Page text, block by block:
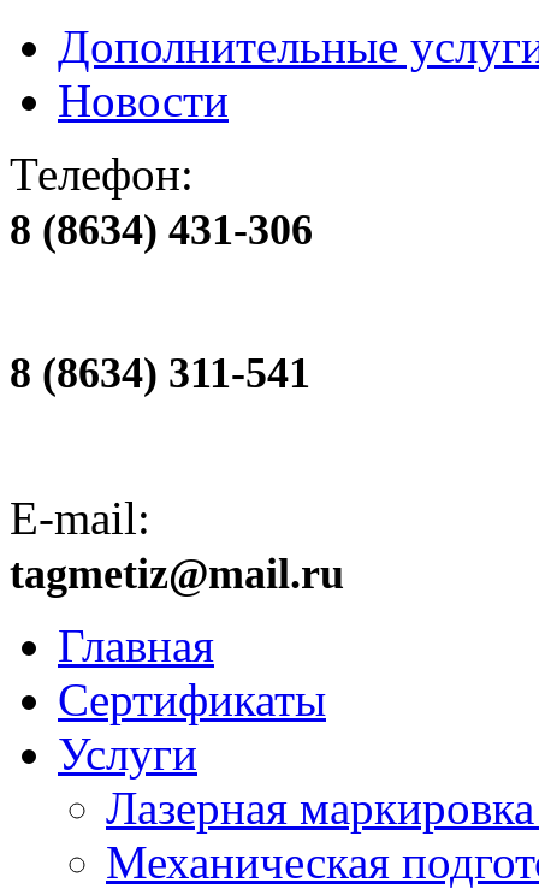
Дополнительные
Новости
Телефон:
8 (8634) 431-306
8 (8634) 311-541
E-mail:
tagmetiz@mail.ru
Главная
Сертификаты
Услуги
Лазерная
Механическая